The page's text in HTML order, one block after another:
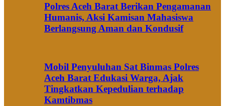
Polres Aceh Barat Berikan Pengamanan
Humanis, Aksi Kamisan Mahasiswa
Berlangsung Aman dan Kondusif
Mobil Penyuluhan Sat Binmas Polres
Aceh Barat Edukasi Warga, Ajak
Tingkatkan Kepedulian terhadap
Kamtibmas